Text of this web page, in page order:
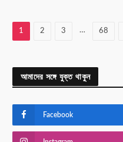
1 2 3 … 68
আমাদের সঙ্গে যুক্ত থাকুন
Facebook